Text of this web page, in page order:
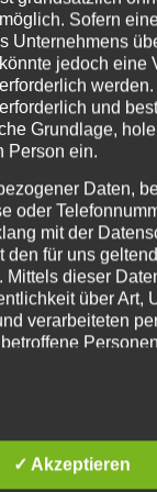
sind mit*
Sofern
Unternehmens
jedoch eine
und
Grundlage,
Person ein.
Daten,
oder
mit der
den für uns
Mittels dieser
über Art,
verarbeiteten
diese
✓ Akzeptieren